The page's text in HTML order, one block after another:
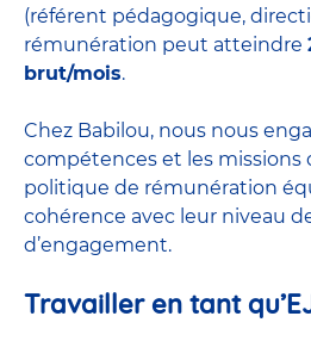
(référent pédagogique,
rémunération peut atteindre
brut/mois.
Chez Babilou, nous nous
compétences et les missions
politique de rémunération
cohérence avec leur niveau
d’engagement.
Travailler en tant